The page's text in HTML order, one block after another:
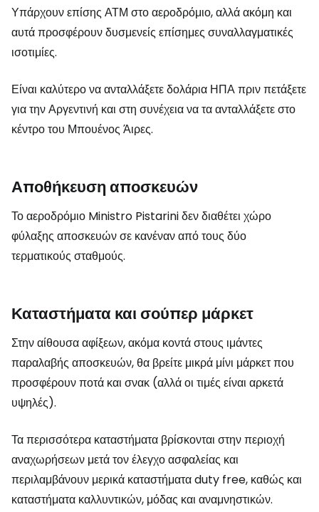
Υπάρχουν επίσης ΑΤΜ στο αεροδρόμιο, αλλά ακόμη και
αυτά προσφέρουν δυσμενείς επίσημες συναλλαγματικές
ισοτιμίες.
Είναι καλύτερο να ανταλλάξετε δολάρια ΗΠΑ πριν πετάξετε
για την Αργεντινή και στη συνέχεια να τα ανταλλάξετε στο
κέντρο του Μπουένος Άιρες.
Αποθήκευση αποσκευών
Το αεροδρόμιο Ministro Pistarini δεν διαθέτει χώρο
φύλαξης αποσκευών σε κανέναν από τους δύο
τερματικούς σταθμούς.
Καταστήματα και σούπερ μάρκετ
Στην αίθουσα αφίξεων, ακόμα κοντά στους ιμάντες
παραλαβής αποσκευών, θα βρείτε μικρά μίνι μάρκετ που
προσφέρουν ποτά και σνακ (αλλά οι τιμές είναι αρκετά
υψηλές).
Τα περισσότερα καταστήματα βρίσκονται στην περιοχή
αναχωρήσεων μετά τον έλεγχο ασφαλείας και
περιλαμβάνουν μερικά καταστήματαduty free, καθώς και
καταστήματα καλλυντικών, μόδας και αναμνηστικών.